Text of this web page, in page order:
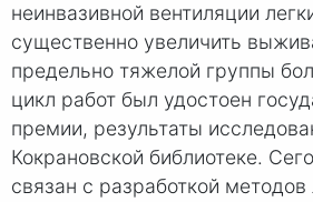
неинвазивной вентиляции
существенно увеличить
предельно тяжелой группы
цикл работ был удостоен
премии, результаты
Кокрановской библиотеке.
связан с разработкой